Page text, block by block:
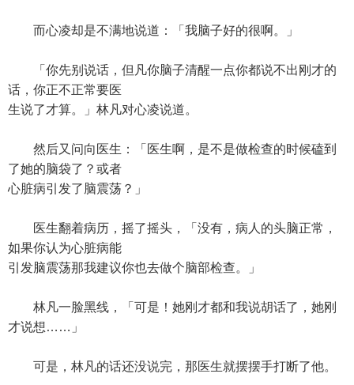
而心凌却是不满地说道：「我脑子好的很啊。」
「你先别说话，但凡你脑子清醒一点你都说不出刚才的
话，你正不正常要医
生说了才算。」林凡对心凌说道。
然后又问向医生：「医生啊，是不是做检查的时候磕到
了她的脑袋了？或者
心脏病引发了脑震荡？」
医生翻着病历，摇了摇头，「没有，病人的头脑正常，
如果你认为心脏病能
引发脑震荡那我建议你也去做个脑部检查。」
林凡一脸黑线，「可是！她刚才都和我说胡话了，她刚
才说想……」
可是，林凡的话还没说完，那医生就摆摆手打断了他。